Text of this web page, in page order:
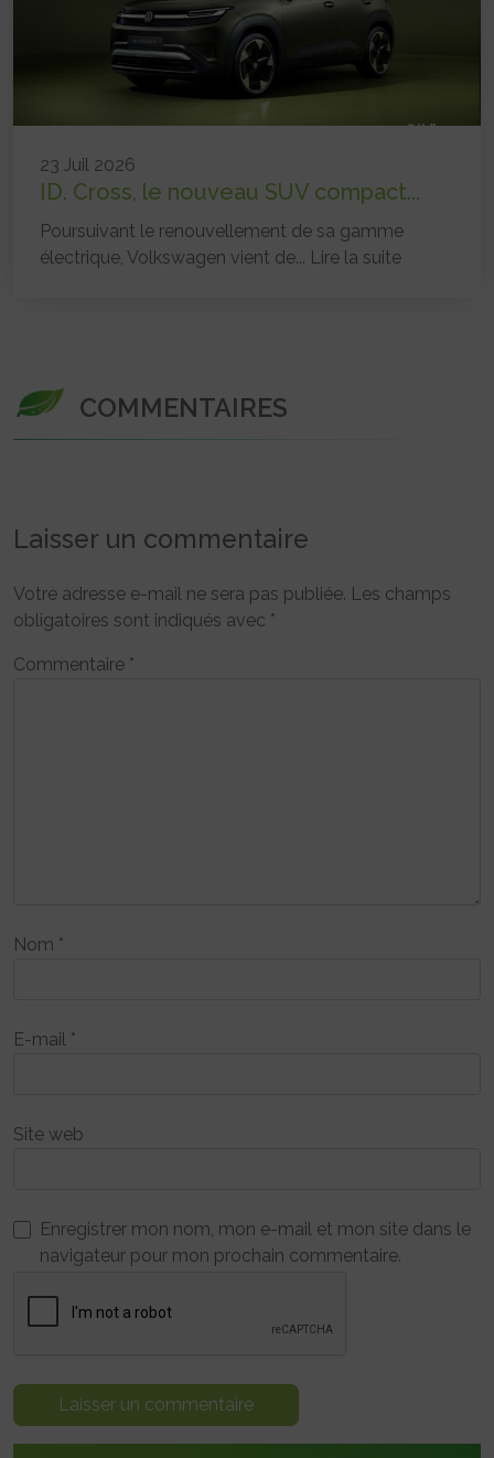
23 Juil 2026
ID. Cross, le nouveau SUV compact...
Poursuivant le renouvellement de sa gamme
électrique, Volkswagen vient de... Lire la suite
COMMENTAIRES
Laisser un commentaire
Votre adresse e-mail ne sera pas publiée. Les champs
obligatoires sont indiqués avec *
Commentaire *
Nom *
E-mail *
Site web
Enregistrer mon nom, mon e-mail et mon site dans le
navigateur pour mon prochain commentaire.